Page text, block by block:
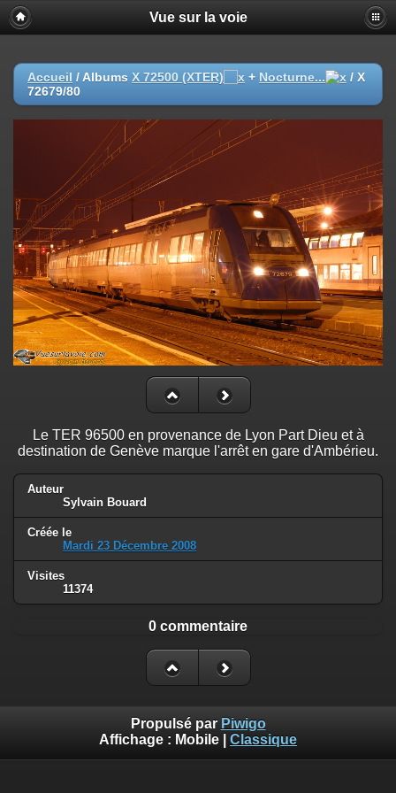
Vue sur la voie
Accueil / Albums X 72500 (XTER) + Nocturne... / X
72679/80
Le TER 96500 en provenance de Lyon Part Dieu et à
destination de Genève marque l'arrêt en gare d'Ambérieu.
Auteur
Sylvain Bouard
Créée le
Mardi 23 Décembre 2008
Visites
11374
0 commentaire
Propulsé par Piwigo
Affichage : Mobile Classique